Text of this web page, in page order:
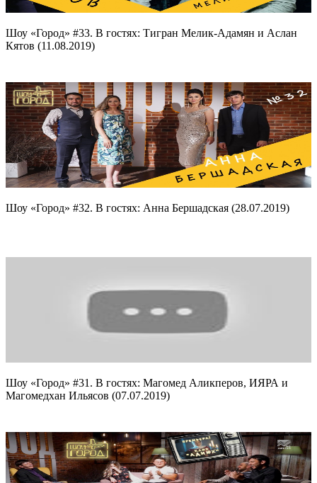
Шоу «Город» #33. В гостях: Тигран Мелик-Адамян и Аслан
Кятов (11.08.2019)
Шоу «Город» #32. В гостях: Анна Бершадская (28.07.2019)
Шоу «Город» #31. В гостях: Магомед Аликперов, ИЯРА и
Магомедхан Ильясов (07.07.2019)